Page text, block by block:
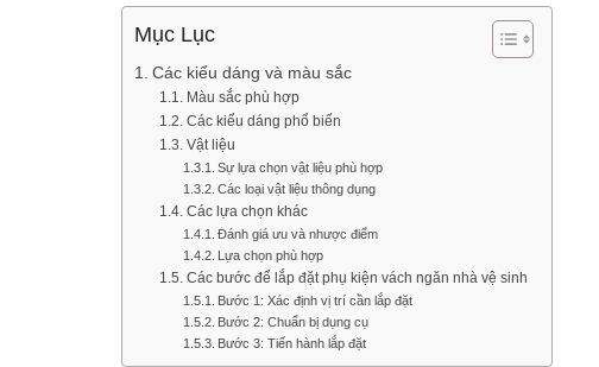
Mục Lục
Các kiểu dáng và màu sắc
Màu sắc phù hợp
Các kiểu dáng phổ biến
Vật liệu
Sự lựa chọn vật liệu phù hợp
Các loại vật liệu thông dụng
Các lựa chọn khác
Đánh giá ưu và nhược điểm
Lựa chọn phù hợp
Các bước để lắp đặt phụ kiện vách ngăn nhà vệ sinh
Bước 1: Xác định vị trí cần lắp đặt
Bước 2: Chuẩn bị dụng cụ
Bước 3: Tiến hành lắp đặt